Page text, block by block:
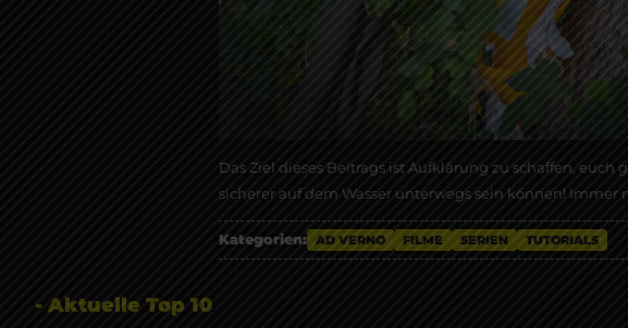
Das Ziel dieses Beitrags ist Aufklärung zu schaffen,
sicherer auf dem Wasser unterwegs sein können!
Kategorien: AD VERNO FILME SERIEN TUTORIALS
- Aktuelle Top 10